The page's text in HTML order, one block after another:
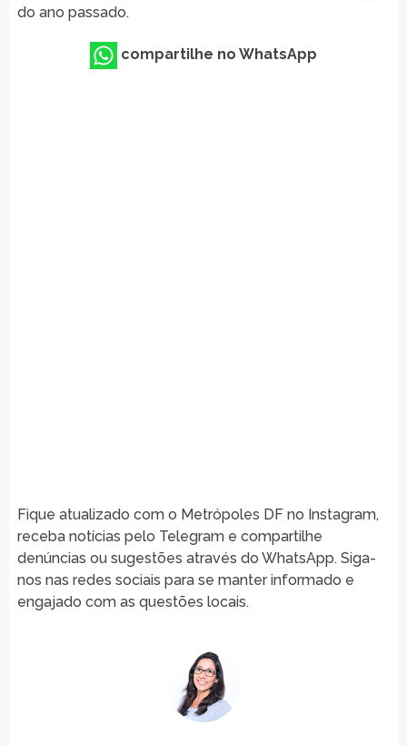
do ano passado.
compartilhe no WhatsApp
Fique atualizado com o Metrópoles DF no Instagram,
receba notícias pelo Telegram e compartilhe
denúncias ou sugestões através do WhatsApp. Siga-
nos nas redes sociais para se manter informado e
engajado com as questões locais.